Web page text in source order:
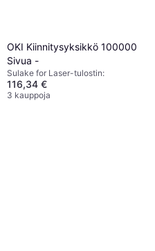
OKI Kiinnitysyksikkö 100000
Sivua -
Sulake for Laser-tulostin:
116,34 €
3 kauppoja